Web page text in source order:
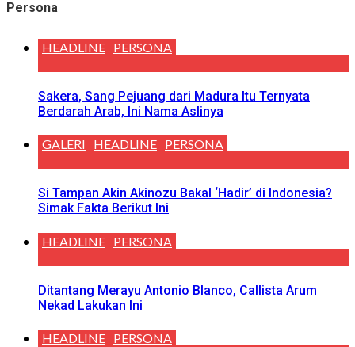
Persona
HEADLINE PERSONA
Sakera, Sang Pejuang dari Madura Itu Ternyata
Berdarah Arab, Ini Nama Aslinya
GALERI HEADLINE PERSONA
Si Tampan Akin Akinozu Bakal ‘Hadir’ di Indonesia?
Simak Fakta Berikut Ini
HEADLINE PERSONA
Ditantang Merayu Antonio Blanco, Callista Arum
Nekad Lakukan Ini
HEADLINE PERSONA